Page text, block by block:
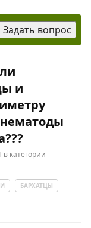
и
нематоды
в категории
БАРХАТЦЫ